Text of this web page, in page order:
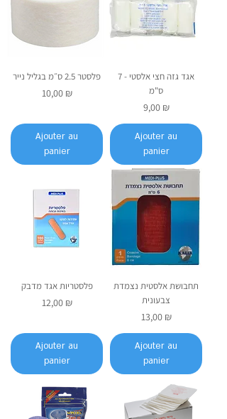
פלסטר 2.5 ס״מ בגליל נייר
Prix
10,00 ₪
Ajouter au
panier
אגד גזה חצי אלסטי - 7
ס"מ
Prix
9,00 ₪
Ajouter au
panier
פלסטריות אגד מדבק
Prix
12,00 ₪
Ajouter au
panier
תחבושת אלסטית נצמדת
צבעונית
Prix
13,00 ₪
Ajouter au
panier